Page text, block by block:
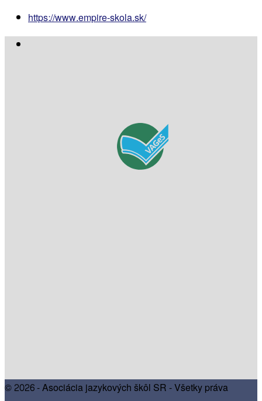
https://www.empire-skola.sk/
© 2026 - Asociácia jazykových škôl SR - Všetky práva